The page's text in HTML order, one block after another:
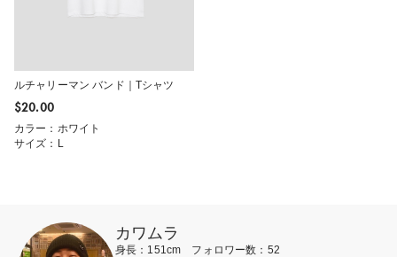
ルチャリーマン バンド｜Tシャツ
$‌20.00
カラー：ホワイト
サイズ：L
カワムラ
身長：151cm フォロワー数：52